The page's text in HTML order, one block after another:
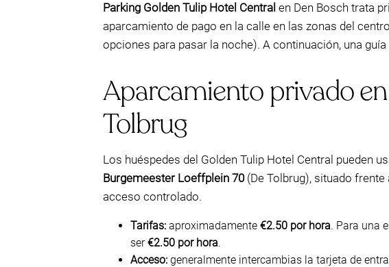
Parking Golden Tulip Hotel Central en Den Bosch trata
aparcamiento de pago en la calle en las zonas del
opciones para pasar la noche). A continuación, una
Aparcamiento privado
Tolbrug
Los huéspedes del Golden Tulip Hotel Central pueden
Burgemeester Loeffplein 70(De Tolbrug), situado
acceso controlado.
Tarifas: aproximadamente €2.50 por hora. Para una
ser€2.50 por hora.
Acceso: generalmente intercambias la tarjeta de